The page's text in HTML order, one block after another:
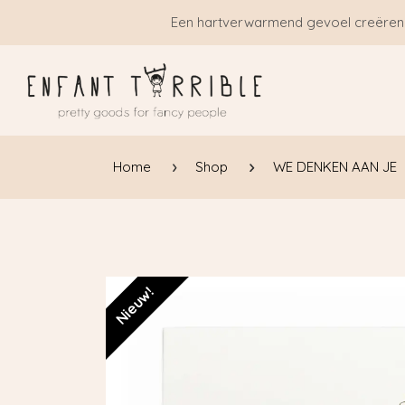
Een hartverwarmend gevoel creëren
Home Shop WE DENKEN AAN JE
Nieuw!